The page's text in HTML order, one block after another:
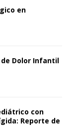
en
de Dolor Infantil
con
Reporte de